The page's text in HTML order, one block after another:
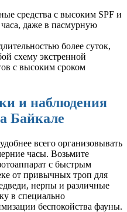
средства с высоким SPF и
даже в пасмурную
более суток,
схему экстренной
с высоким сроком
и наблюдения
Байкале
всего организовывать
часы. Возьмите
с быстрым
от привычных троп для
нерпы и различные
в специально
беспокойства фауны.